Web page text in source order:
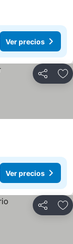
Ver precios
Compartir
Ver precios
Compartir